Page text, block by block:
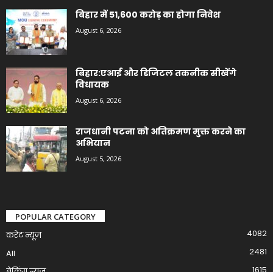
बिहार में 51,600 करोड़ का होगा निवेश
August 6, 2026
बिहार:एआई और डिजिटल तकनीक सीखेंगे
विधायक
August 6, 2026
राजधानी पटना को अतिक्रमण मुक्त करने का
अभियान
August 5, 2026
POPULAR CATEGORY
करेंट न्यूज़
4082
All
2481